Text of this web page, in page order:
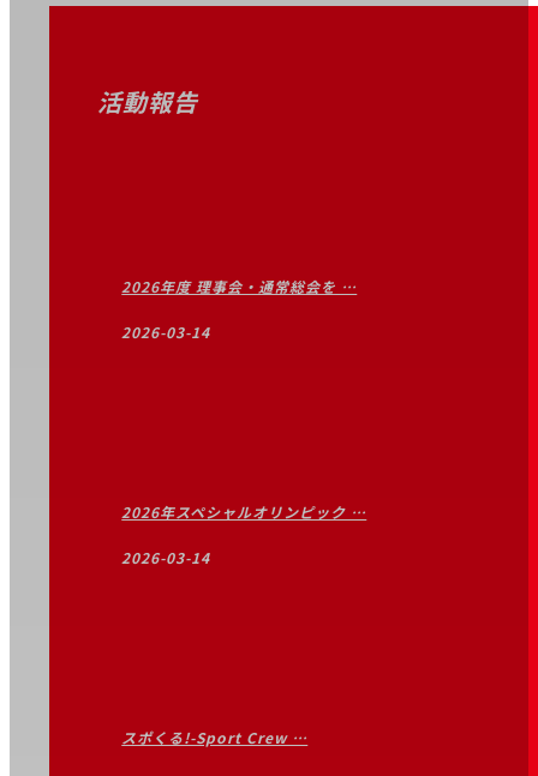
活動報告
2026年度 理事会・通常総会を …
2026-03-14
2026年スペシャルオリンピック …
2026-03-14
スポくる!-Sport Crew …